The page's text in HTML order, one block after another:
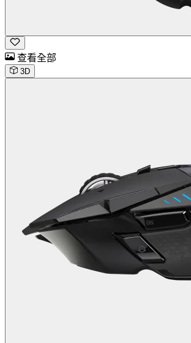
查看全部
3D